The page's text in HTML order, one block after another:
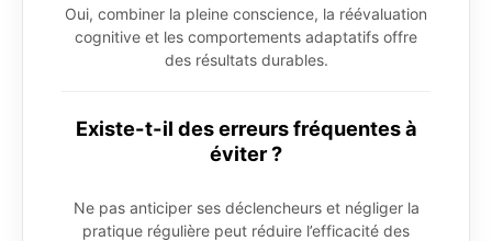
Oui, combiner la pleine conscience, la réévaluation
cognitive et les comportements adaptatifs offre
des résultats durables.
Existe-t-il des erreurs fréquentes à
éviter ?
Ne pas anticiper ses déclencheurs et négliger la
pratique régulière peut réduire l’efficacité des